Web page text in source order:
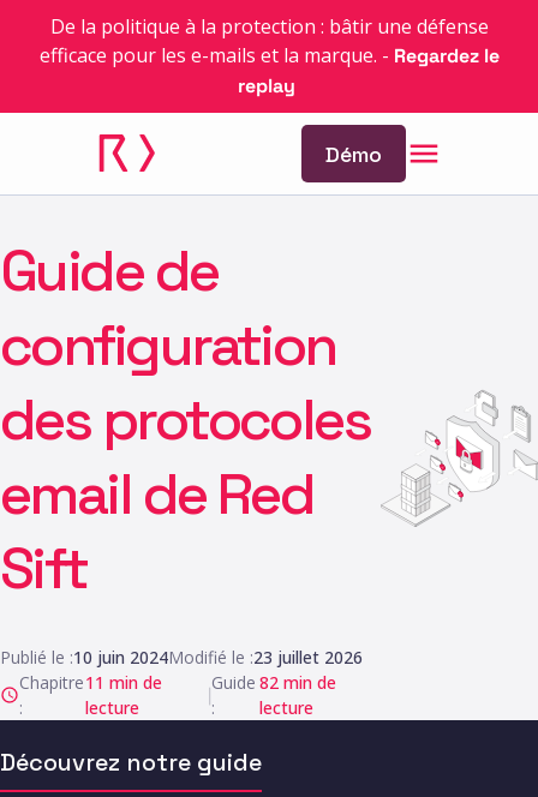
De la politique à la protection : bâtir une défense
efficace pour les e-mails et la marque. - Regardez le
replay
Démo
Guide de
configuration
des protocoles
email de Red
Sift
Publié le :10 juin 2024Modifié le :23 juillet 2026
Chapitre
:
11 min de
lecture
|
Guide
:
82 min de
lecture
Découvrez notre guide